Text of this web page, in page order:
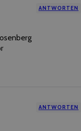
ANTWORTEN
ANTWORTEN